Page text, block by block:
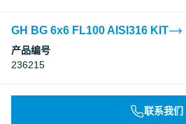
GH BG 6x6 FL100 AISI316 KIT
产品编号
236215
联系我们